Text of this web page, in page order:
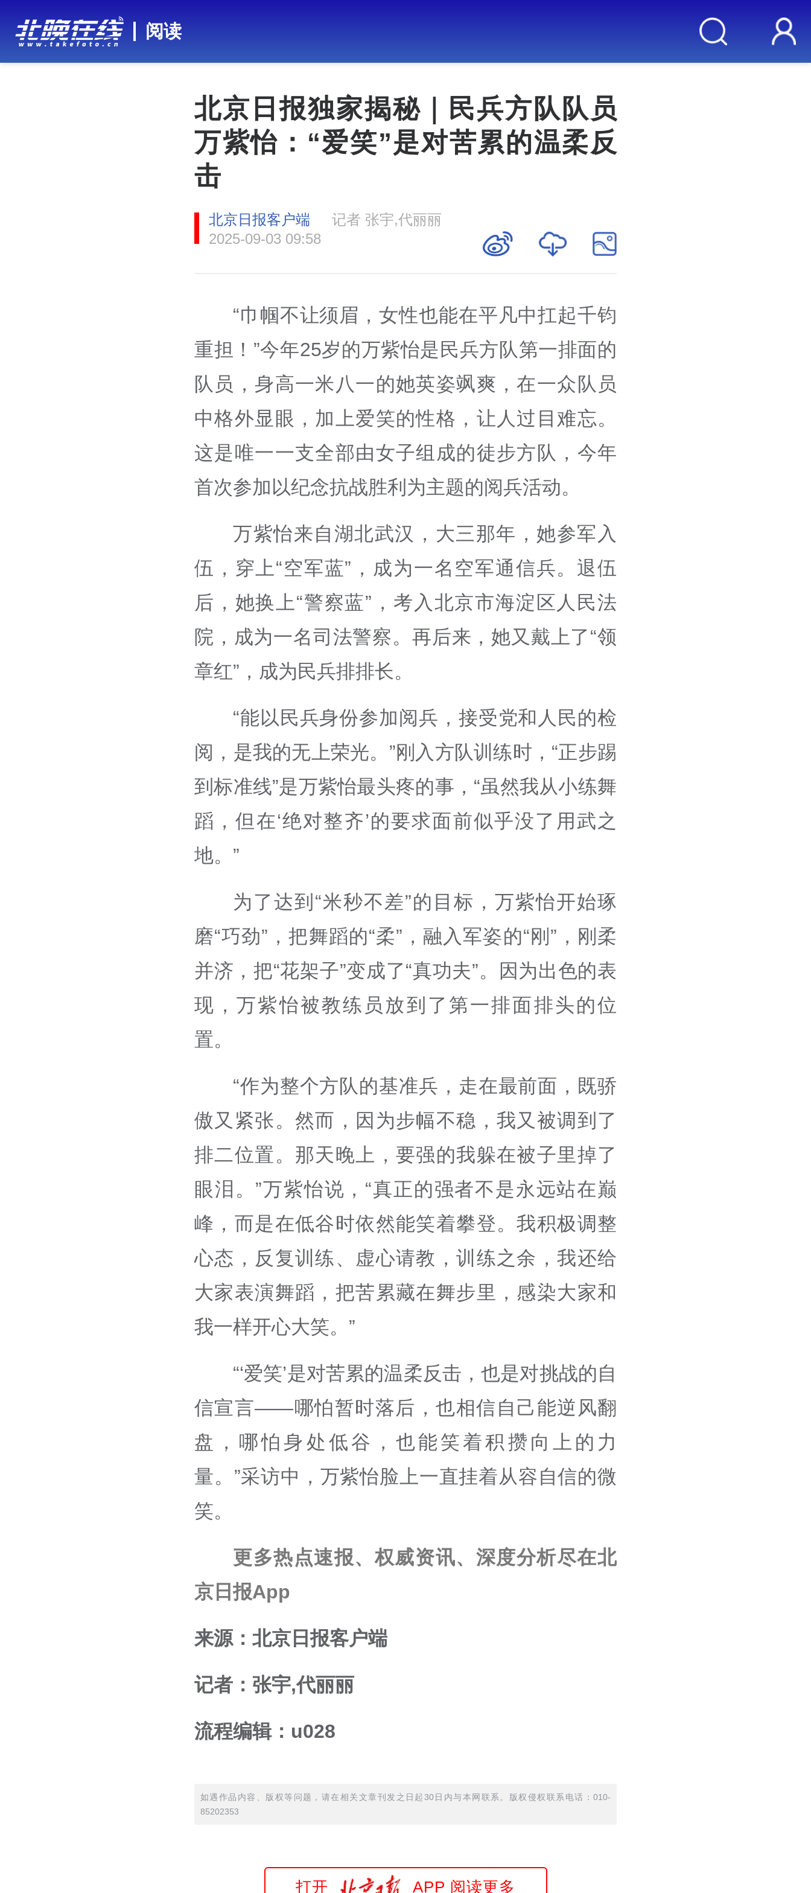
阅读
北京日报独家揭秘｜民兵方队队员
万紫怡：“爱笑”是对苦累的温柔反
击
北京日报客户端
记者 张宇,代丽丽
2025-09-03 09:58
“巾帼不让须眉，女性也能在平凡中扛起千钧
重担！”今年25岁的万紫怡是民兵方队第一排面的
队员，身高一米八一的她英姿飒爽，在一众队员
中格外显眼，加上爱笑的性格，让人过目难忘。
这是唯一一支全部由女子组成的徒步方队，今年
首次参加以纪念抗战胜利为主题的阅兵活动。
万紫怡来自湖北武汉，大三那年，她参军入
伍，穿上“空军蓝”，成为一名空军通信兵。退伍
后，她换上“警察蓝”，考入北京市海淀区人民法
院，成为一名司法警察。再后来，她又戴上了“领
章红”，成为民兵排排长。
“能以民兵身份参加阅兵，接受党和人民的检
阅，是我的无上荣光。”刚入方队训练时，“正步踢
到标准线”是万紫怡最头疼的事，“虽然我从小练舞
蹈，但在‘绝对整齐’的要求面前似乎没了用武之
地。”
为了达到“米秒不差”的目标，万紫怡开始琢
磨“巧劲”，把舞蹈的“柔”，融入军姿的“刚”，刚柔
并济，把“花架子”变成了“真功夫”。因为出色的表
现，万紫怡被教练员放到了第一排面排头的位
置。
“作为整个方队的基准兵，走在最前面，既骄
傲又紧张。然而，因为步幅不稳，我又被调到了
排二位置。那天晚上，要强的我躲在被子里掉了
眼泪。”万紫怡说，“真正的强者不是永远站在巅
峰，而是在低谷时依然能笑着攀登。我积极调整
心态，反复训练、虚心请教，训练之余，我还给
大家表演舞蹈，把苦累藏在舞步里，感染大家和
我一样开心大笑。”
“‘爱笑’是对苦累的温柔反击，也是对挑战的自
信宣言——哪怕暂时落后，也相信自己能逆风翻
盘，哪怕身处低谷，也能笑着积攒向上的力
量。”采访中，万紫怡脸上一直挂着从容自信的微
笑。
更多热点速报、权威资讯、深度分析尽在北
京日报App
来源：北京日报客户端
记者：张宇,代丽丽
流程编辑：u028
如遇作品内容、版权等问题，请在相关文章刊发之日起30日内与本网联系。版权侵权联系电话：010-
85202353
打开 APP 阅读更多